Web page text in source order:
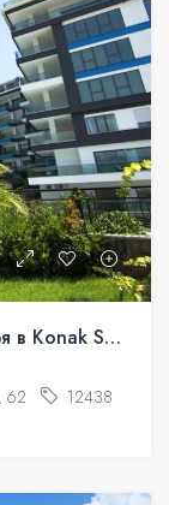
Меблированные апартаменты у моря в Konak Seaside Resort
62 12438